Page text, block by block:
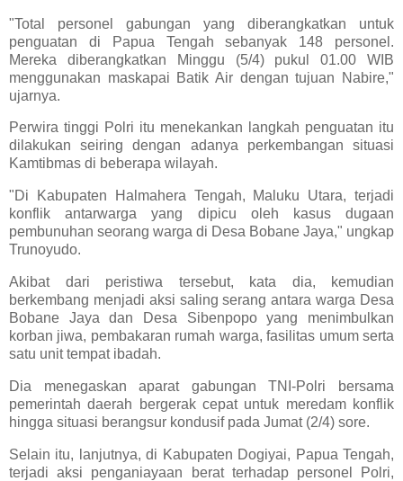
"Total personel gabungan yang diberangkatkan untuk
penguatan di Papua Tengah sebanyak 148 personel.
Mereka diberangkatkan Minggu (5/4) pukul 01.00 WIB
menggunakan maskapai Batik Air dengan tujuan Nabire,"
ujarnya.
Perwira tinggi Polri itu menekankan langkah penguatan itu
dilakukan seiring dengan adanya perkembangan situasi
Kamtibmas di beberapa wilayah.
"Di Kabupaten Halmahera Tengah, Maluku Utara, terjadi
konflik antarwarga yang dipicu oleh kasus dugaan
pembunuhan seorang warga di Desa Bobane Jaya," ungkap
Trunoyudo.
Akibat dari peristiwa tersebut, kata dia, kemudian
berkembang menjadi aksi saling serang antara warga Desa
Bobane Jaya dan Desa Sibenpopo yang menimbulkan
korban jiwa, pembakaran rumah warga, fasilitas umum serta
satu unit tempat ibadah.
Dia menegaskan aparat gabungan TNI-Polri bersama
pemerintah daerah bergerak cepat untuk meredam konflik
hingga situasi berangsur kondusif pada Jumat (2/4) sore.
Selain itu, lanjutnya, di Kabupaten Dogiyai, Papua Tengah,
terjadi aksi penganiayaan berat terhadap personel Polri,